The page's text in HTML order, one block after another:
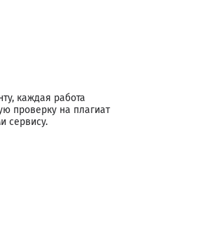
каждая работа
проверку на плагиат
сервису.